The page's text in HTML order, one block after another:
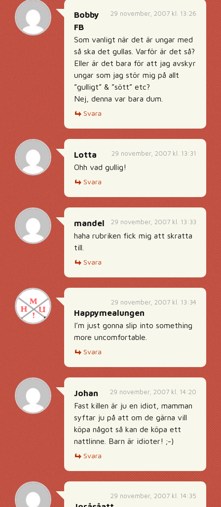
29 november, 2007 kl. 13:26
Bobby
FB
Som vanligt när det är ungar med
så ska det gullas. Varför är det så?
Eller är det bara för att jag avskyr
ungar som jag stör mig på allt
”gulligt” & ”sött” etc?
Nej, denna var bara dum.
Svara
29 november, 2007 kl. 13:31
Lotta
Ohh vad gullig!
Svara
29 november, 2007 kl. 13:33
mandel
haha rubriken fick mig att skratta
till.
Svara
29 november, 2007 kl. 13:34
Happymealungen
I’m just gonna slip into something
more uncomfortable.
Svara
29 november, 2007 kl. 14:20
Johan
Fast killen är ju en idiot, mamman
syftar ju på att om de gärna vill
köpa något så kan de köpa ett
nattlinne. Barn är idioter! ;-)
Svara
29 november, 2007 kl. 14:35